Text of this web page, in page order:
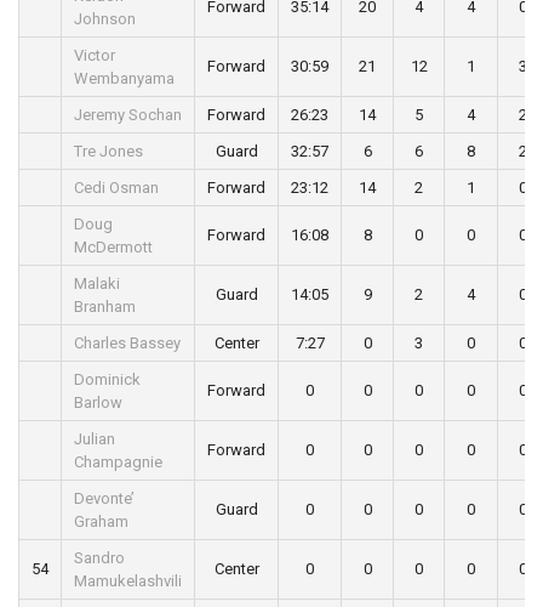
Johnson
Forward 35:14 20 4 4 0
Victor
Wembanyama
Forward 30:59 21 12 1 3
Jeremy Sochan Forward 26:23 14 5 4
2
Tre Jones
Guard 32:57 6 6 8
2
Cedi Osman
Forward 23:12 14 2 1
0
Doug
McDermott
Forward 16:08 8 0 0 0
Malaki
Branham
Guard 14:05 9 2 4 0
Charles Bassey Center 7:27 0 3 0
0
Dominick
Barlow
Forward 0 0 0 0 0
Julian
Champagnie
Forward 0 0 0 0 0
Devonte’
Graham
Guard 0 0 0 0 0
54
Sandro
Mamukelashvili
Center 0 0 0 0 0